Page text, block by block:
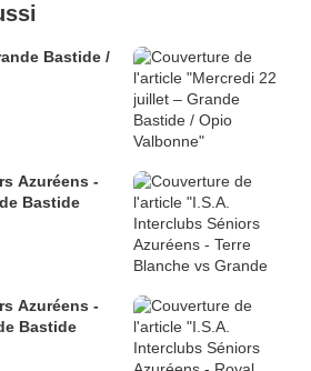
Bastide /
Azuréens -
Bastide
Azuréens -
Bastide